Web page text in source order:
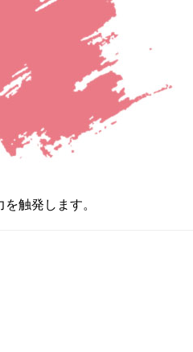
触発します。